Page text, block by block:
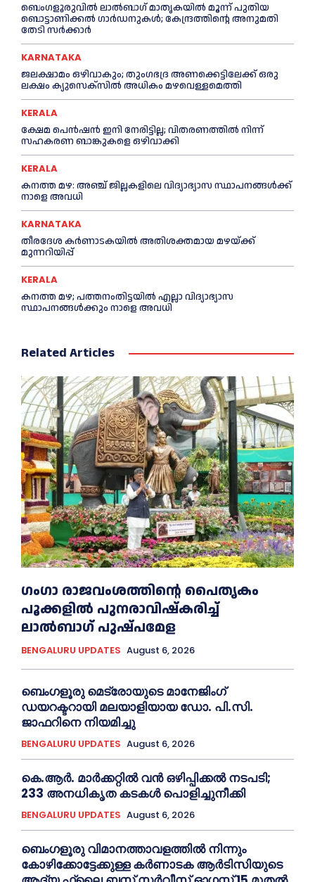
ബെംഗളൂരുവിൽ ലാൽബാഗ് മാതൃകയിൽ മൂന്ന് പുതിയ
ബൊട്ടാണിക്കൽ ഗാർഡനുകൾ; കേന്ദ്രത്തിന്റെ അനുമതി
തേടി സർക്കാർ
KARNATAKA
ജലക്ഷാമം ഒഴിവാകും; തുംഗഭദ്ര അണക്കെട്ടിലേക്ക് ഒരു
ലക്ഷം ക്യുസെക്സില്‍ അധികം മഴവെള്ളമെത്തി
KERALA
ക്ഷേമ പെൻഷൻ ഇനി നേരിട്ടില്ല; വിതരണത്തിൽ നിന്ന്
സഹകരണ ബാങ്കുകളെ ഒഴിവാക്കി
KERALA
കനത്ത മഴ: അഞ്ച് ജില്ലകളിലെ വിദ്യാഭ്യാസ സ്ഥാപനങ്ങൾക്ക്
നാളെ അവധി
KARNATAKA
തീരദേശ കർണാടകയിൽ അതിശക്തമായ മഴയ്ക്ക്
മുന്നറിയിപ്പ്
KERALA
കനത്ത മഴ; പത്തനംതിട്ടയില്‍ എല്ലാ വിദ്യാഭ്യാസ
സ്ഥാപനങ്ങള്‍ക്കും നാളെ അവധി
Related Articles
ഗംഗാ രാജവംശത്തിന്റെ പൈതൃകം
പൂക്കളിൽ പുനരാവിഷ്‌കരിച്ച്
ലാൽബാഗ് പുഷ്പമേള
BENGALURU UPDATES August 6, 2026
ബെംഗളൂരു മെട്രോയുടെ മാനേജിംഗ്
ഡയറക്ടറായി മലയാളിയായ ഡോ. പി.സി.
ജാഫറിനെ നിയമിച്ചു
BENGALURU UPDATES August 6, 2026
കെ.ആർ. മാർക്കറ്റിൽ വൻ ഒഴിപ്പിക്കൽ നടപടി;
233 അനധികൃത കടകൾ പൊളിച്ചുനീക്കി
BENGALURU UPDATES August 6, 2026
ബെംഗളൂരു വിമാനത്താവളത്തിൽ നിന്നും
കോഴിക്കോട്ടേക്കുള്ള കർണാടക ആർടിസിയുടെ